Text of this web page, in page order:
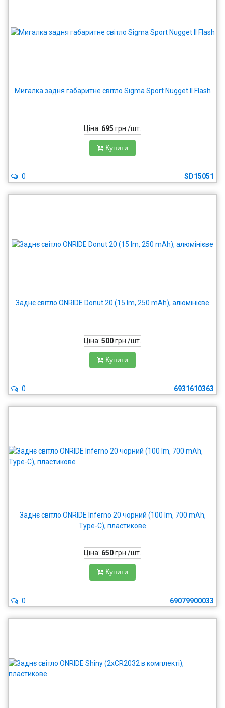
Мигалка задня габаритне світло Sigma Sport Nugget II Flash
Ціна: 695 грн./шт.
Купити
SD15051
0
Заднє світло ONRIDE Donut 20 (15 lm, 250 mAh), алюмінієве
Ціна: 500грн./шт.
Купити
6931610363
0
Заднє світло ONRIDE Inferno 20 чорний (100 lm, 700 mAh,
Type-C), пластикове
Ціна: 650грн./шт.
Купити
69079900033
0